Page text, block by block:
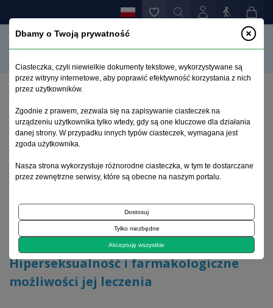
Hiperseksualność i farmakologiczne możliwości jej
leczenia
Archiwum 1995–2023
2020, tom 36, zeszyt 3
Artykuł poglądowy
Hiperseksualność i farmakologiczne
możliwości jej leczenia
Dbamy o Twoją prywatność
Ciasteczka, czyli niewielkie dokumenty tekstowe, wykorzystywane są
przez witryny internetowe, aby poprawić efektywność korzystania z nich
przez użytkowników.
Zgodnie z prawem, zezwala się na zapisywanie ciasteczek na
urządzeniu użytkownika tylko wtedy, gdy są one kluczowe dla działania
danej strony. W przypadku innych typów ciasteczek, wymagana jest
zgoda użytkownika.
Nasza strona wykorzystuje różnorodne ciasteczka, w tym te dostarczane
przez zewnętrzne serwisy, które są obecne na naszym portalu.
Dostosuj
Tylko niezbędne
Akceptuję wszystkie